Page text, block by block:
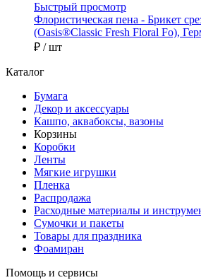
Быстрый просмотр
Флористическая пена - Брикет
(Oasis®Classic Fresh Floral Fo),
₽ / шт
Каталог
Бумага
Декор и аксессуары
Кашпо, аквабоксы, вазоны
Корзины
Коробки
Ленты
Мягкие игрушки
Пленка
Распродажа
Расходные материалы и
Сумочки и пакеты
Товары для праздника
Фоамиран
Помощь и сервисы